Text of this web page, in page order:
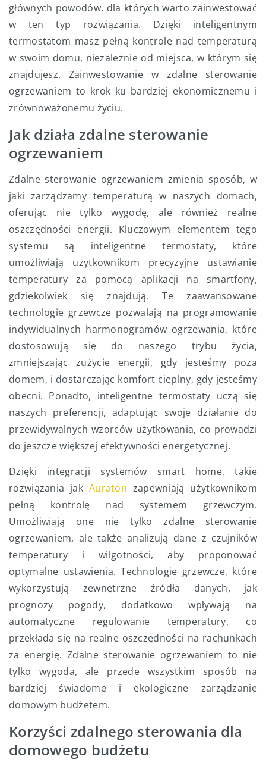
głównych powodów, dla których warto zainwestować
w ten typ rozwiązania. Dzięki inteligentnym
termostatom masz pełną kontrolę nad temperaturą
w swoim domu, niezależnie od miejsca, w którym się
znajdujesz. Zainwestowanie w zdalne sterowanie
ogrzewaniem to krok ku bardziej ekonomicznemu i
zrównoważonemu życiu.
Jak działa zdalne sterowanie
ogrzewaniem
Zdalne sterowanie ogrzewaniem zmienia sposób, w
jaki zarządzamy temperaturą w naszych domach,
oferując nie tylko wygodę, ale również realne
oszczędności energii. Kluczowym elementem tego
systemu są inteligentne termostaty, które
umożliwiają użytkownikom precyzyjne ustawianie
temperatury za pomocą aplikacji na smartfony,
gdziekolwiek się znajdują. Te zaawansowane
technologie grzewcze pozwalają na programowanie
indywidualnych harmonogramów ogrzewania, które
dostosowują się do naszego trybu życia,
zmniejszając zużycie energii, gdy jesteśmy poza
domem, i dostarczając komfort cieplny, gdy jesteśmy
obecni. Ponadto, inteligentne termostaty uczą się
naszych preferencji, adaptując swoje działanie do
przewidywalnych wzorców użytkowania, co prowadzi
do jeszcze większej efektywności energetycznej.
Dzięki integracji systemów smart home, takie
rozwiązania jak Auraton zapewniają użytkownikom
pełną kontrolę nad systemem grzewczym.
Umożliwiają one nie tylko zdalne sterowanie
ogrzewaniem, ale także analizują dane z czujników
temperatury i wilgotności, aby proponować
optymalne ustawienia. Technologie grzewcze, które
wykorzystują zewnętrzne źródła danych, jak
prognozy pogody, dodatkowo wpływają na
automatyczne regulowanie temperatury, co
przekłada się na realne oszczędności na rachunkach
za energię. Zdalne sterowanie ogrzewaniem to nie
tylko wygoda, ale przede wszystkim sposób na
bardziej świadome i ekologiczne zarządzanie
domowym budżetem.
Korzyści zdalnego sterowania dla
domowego budżetu